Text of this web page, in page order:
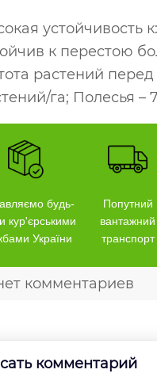
устойчивость
к перестою
растений
га; Полесья –
будь-
кур'єрськими
України
Попутний
вантажний
транспорт
комментариев
комментарий